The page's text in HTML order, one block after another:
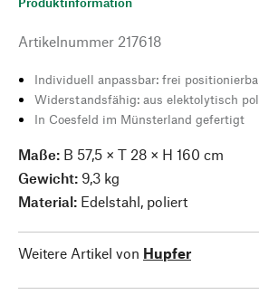
Artikelnummer 217618
Individuell anpassbar: frei
Widerstandsfähig: aus elektolytisch
In Coesfeld im Münsterland gefertigt
Maße: B 57,5 × T 28 × H 160 cm
Gewicht: 9,3 kg
Material: Edelstahl, poliert
Weitere Artikel von Hupfer